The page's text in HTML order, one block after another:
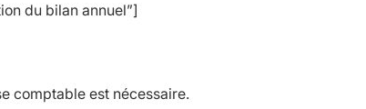
du bilan annuel”]
comptable est nécessaire.